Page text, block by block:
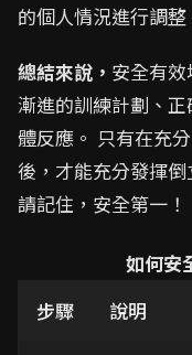
的個人情況進行調整
總結來說， 安全有
漸進的訓練計劃、
體反應。 只有在充
後，才能充分發揮
請記住，安全第一！
如何安
步驟
說明